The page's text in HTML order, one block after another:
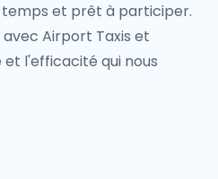
et prêt à participer.
Airport Taxis et
l'efficacité qui nous